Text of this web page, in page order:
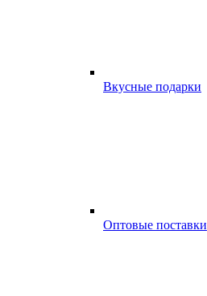
Вкусные подарки
Оптовые поставки